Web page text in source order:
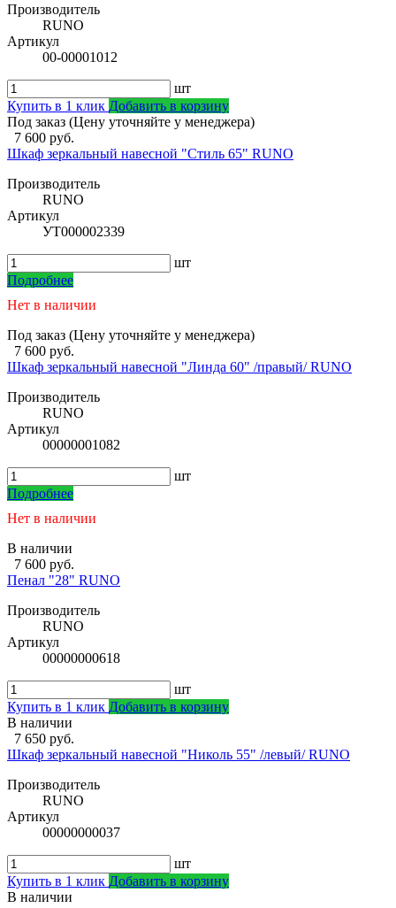
Производитель
RUNO
Артикул
00-00001012
шт
Купить в 1 клик Добавить в корзину
Под заказ (Цену уточняйте у менеджера)
7 600 руб.
Шкаф зеркальный навесной "Стиль 65" RUNO
Производитель
RUNO
Артикул
УТ000002339
шт
Подробнее
Нет в наличии
Под заказ (Цену уточняйте у менеджера)
7 600 руб.
Шкаф зеркальный навесной "Линда 60" /правый/ RUNO
Производитель
RUNO
Артикул
00000001082
шт
Подробнее
Нет в наличии
В наличии
7 600 руб.
Пенал "28" RUNO
Производитель
RUNO
Артикул
00000000618
шт
Купить в 1 клик Добавить в корзину
В наличии
7 650 руб.
Шкаф зеркальный навесной "Николь 55" /левый/ RUNO
Производитель
RUNO
Артикул
00000000037
шт
Купить в 1 клик Добавить в корзину
В наличии